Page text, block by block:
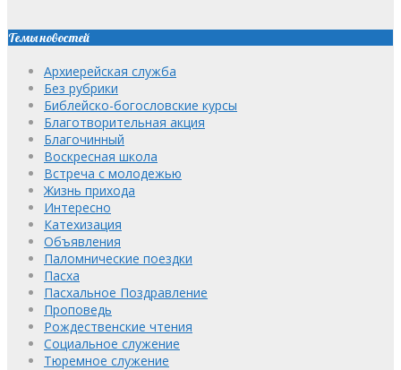
Темы новостей
Архиерейская служба
Без рубрики
Библейско-богословские курсы
Благотворительная акция
Благочинный
Воскресная школа
Встреча с молодежью
Жизнь прихода
Интересно
Катехизация
Объявления
Паломнические поездки
Пасха
Пасхальное Поздравление
Проповедь
Рождественские чтения
Социальное служение
Тюремное служение